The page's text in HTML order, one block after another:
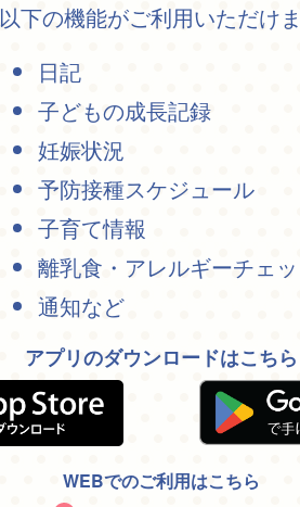
以下の機能がご利用いただけ
日記
子どもの成長記録
妊娠状況
予防接種スケジュール
子育て情報
離乳食・アレルギーチェ
通知など
アプリのダウンロードはこちら
WEBでのご利用はこちら